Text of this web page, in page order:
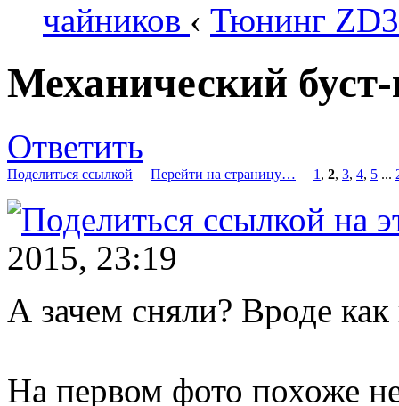
чайников ‹ Тюнинг
Механический
Ответить
Поделиться ссылкой Перейти на страницу… 1 , 2, 3, 4, 5 ...
2015, 23:19
А зачем сняли? Вроде
На первом фото похоже